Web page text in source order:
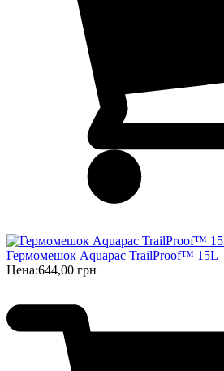
Гермомешок Aquapac TrailProof™ 15L
Цена:644,00 грн